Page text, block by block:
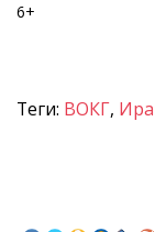
6+
Теги: ВОКГ,